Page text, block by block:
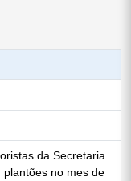
da Secretaria
no mes de